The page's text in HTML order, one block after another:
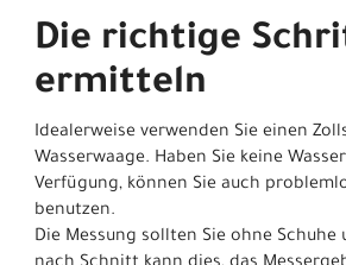
Die richtige
ermitteln
Idealerweise verwenden Sie einen
Wasserwaage. Haben Sie keine
Verfügung, können Sie auch
benutzen.
Die Messung sollten Sie ohne Schuhe